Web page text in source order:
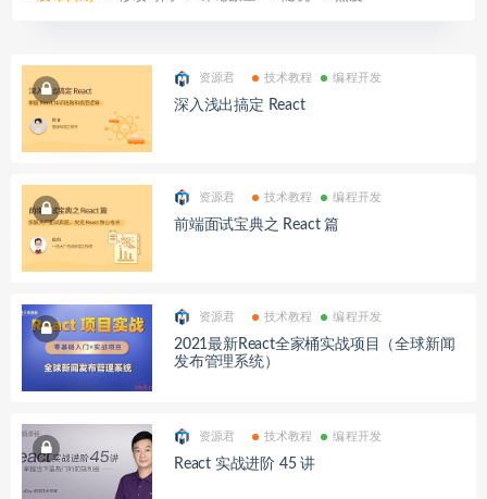
资源君 技术教程 编程开发
深入浅出搞定 React
资源君 技术教程 编程开发
前端面试宝典之 React 篇
资源君 技术教程 编程开发
2021最新React全家桶实战项目（全球新闻
发布管理系统）
资源君 技术教程 编程开发
React 实战进阶 45 讲